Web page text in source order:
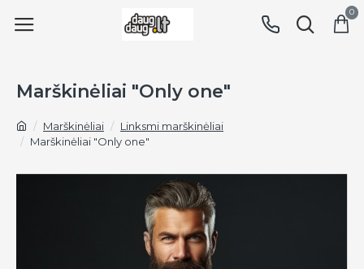
0
Marškinėliai
Linksmi marškinėliai
Marškinėliai "Only one"
Marškinėliai "Only one"